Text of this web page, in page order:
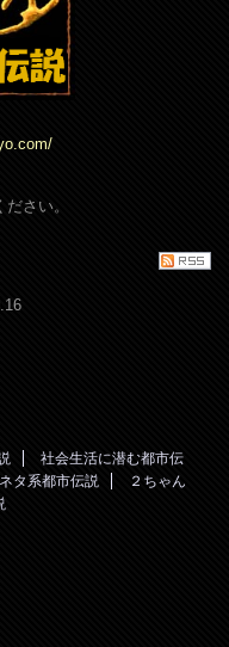
さい。
社会生活に潜む都市伝
タ系都市伝説
２ちゃん